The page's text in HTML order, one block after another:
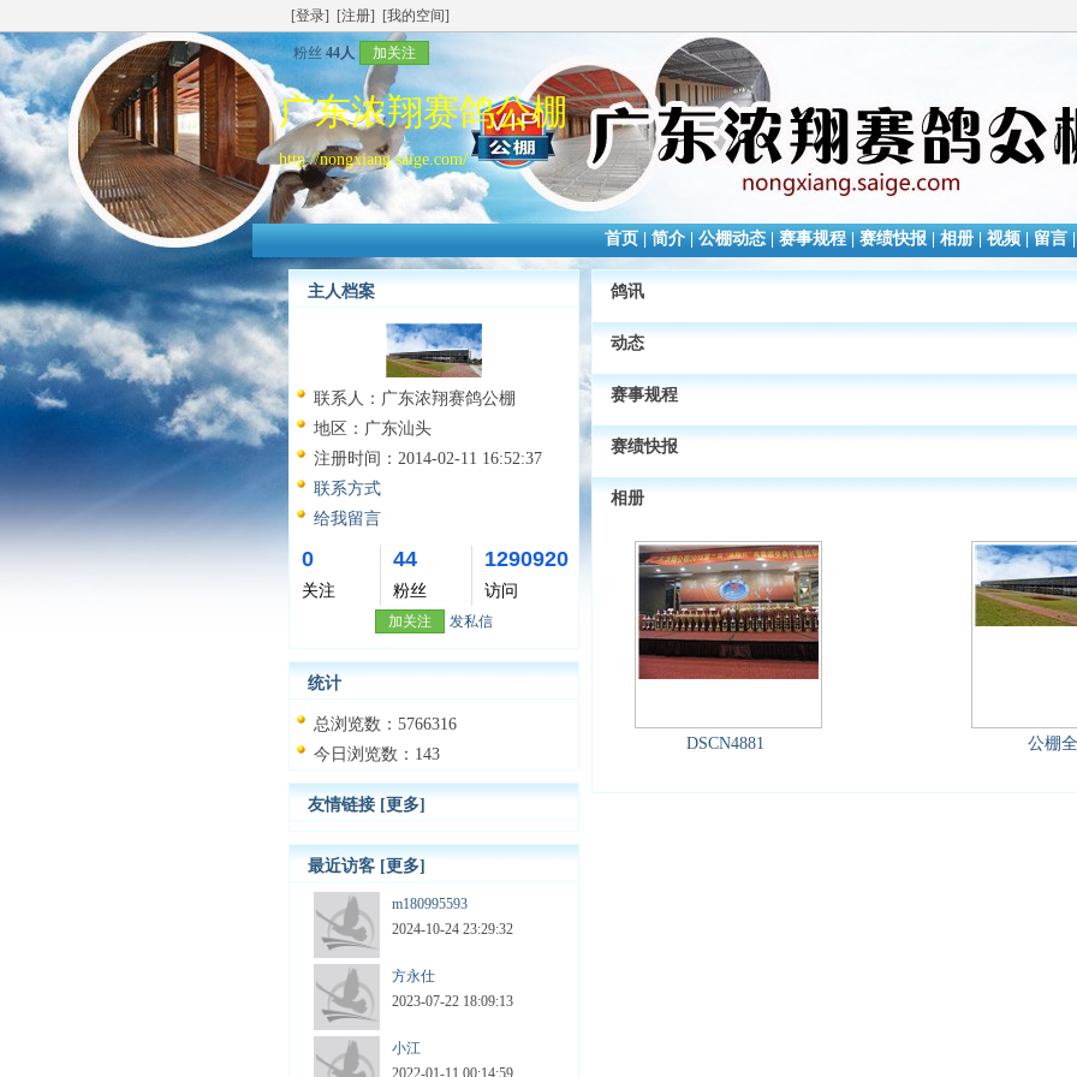
[登录] [注册] [我的空间]
粉丝 44人 加关注
广东浓翔赛鸽公棚
http://nongxiang.saige.com/
首页|简介|公棚动态|赛事规程|赛绩快报|相册|视频|留言
主人档案
联系人： 广东浓翔赛鸽公棚
地区： 广东汕头
注册时间： 2014-02-11 16:52:37
联系方式
给我留言
0
关注
44
粉丝
1290920
访问
加关注 发私信
统计
总浏览数：5766316
今日浏览数：143
友情链接 [更多]
最近访客 [更多]
m180995593
2024-10-24 23:29:32
方永仕
2023-07-22 18:09:13
小江
2022-01-11 00:14:59
鸽讯
动态
赛事规程
赛绩快报
相册
DSCN4881 公棚